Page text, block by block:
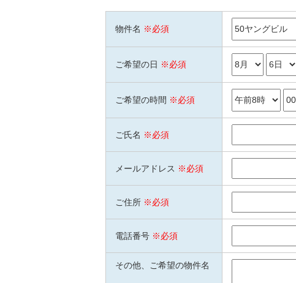
物件名 ※必須
ご希望の日 ※必須
ご希望の時間 ※必須
ご氏名 ※必須
メールアドレス ※必須
ご住所 ※必須
電話番号 ※必須
その他、ご希望の物件名